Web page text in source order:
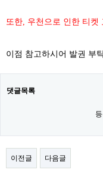
또한, 우천으로 인한 티켓
이점 참고하시어 발권 부
댓글목록
이전글 다음글